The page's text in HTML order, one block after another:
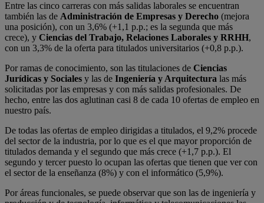
Entre las cinco carreras con más salidas laborales se encuentran
también las de Administración de Empresas y Derecho (mejora
una posición), con un 3,6% (+1,1 p.p.; es la segunda que más
crece), y Ciencias del Trabajo, Relaciones Laborales y RRHH,
con un 3,3% de la oferta para titulados universitarios (+0,8 p.p.).
Por ramas de conocimiento, son las titulaciones de Ciencias
Jurídicas y Sociales y las de Ingeniería y Arquitectura las más
solicitadas por las empresas y con más salidas profesionales. De
hecho, entre las dos aglutinan casi 8 de cada 10 ofertas de empleo en
nuestro país.
De todas las ofertas de empleo dirigidas a titulados, el 9,2% procede
del sector de la industria, por lo que es el que mayor proporción de
titulados demanda y el segundo que más crece (+1,7 p.p.). El
segundo y tercer puesto lo ocupan las ofertas que tienen que ver con
el sector de la enseñanza (8%) y con el informático (5,9%).
Por áreas funcionales, se puede observar que son las de ingeniería y